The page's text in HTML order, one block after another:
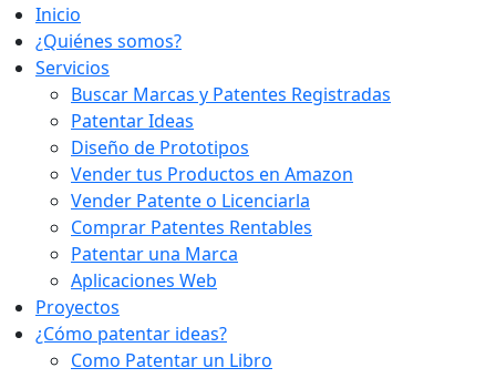
Inicio
¿Quiénes somos?
Servicios
Buscar Marcas y Patentes Registradas
Patentar Ideas
Diseño de Prototipos
Vender tus Productos en Amazon
Vender Patente o Licenciarla
Comprar Patentes Rentables
Patentar una Marca
Aplicaciones Web
Proyectos
¿Cómo patentar ideas?
Como Patentar un Libro